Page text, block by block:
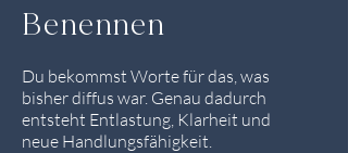
Benennen
Du bekommst Worte für das, was
bisher diffus war. Genau dadurch
entsteht Entlastung, Klarheit und
neue Handlungsfähigkeit.